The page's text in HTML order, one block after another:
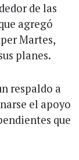
de las
agregó
Martes,
planes.
respaldo a
el apoyo
que